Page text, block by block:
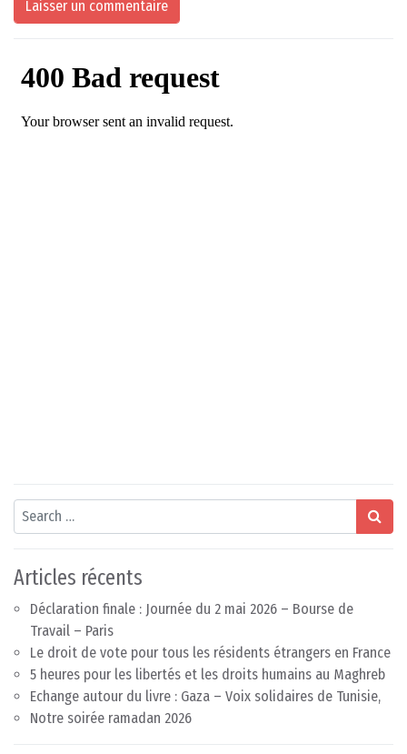
Search
Articles récents
Déclaration finale : Journée du 2 mai 2026 – Bourse de
Travail – Paris
Le droit de vote pour tous les résidents étrangers en France
5 heures pour les libertés et les droits humains au Maghreb
Echange autour du livre : Gaza – Voix solidaires de Tunisie,
Notre soirée ramadan 2026